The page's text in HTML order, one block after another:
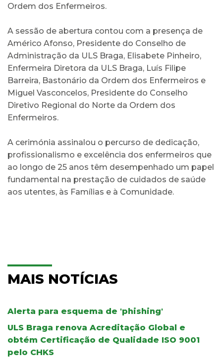
Ordem dos Enfermeiros.
A sessão de abertura contou com a presença de
Américo Afonso, Presidente do Conselho de
Administração da ULS Braga, Elisabete Pinheiro,
Enfermeira Diretora da ULS Braga, Luís Filipe
Barreira, Bastonário da Ordem dos Enfermeiros e
Miguel Vasconcelos, Presidente do Conselho
Diretivo Regional do Norte da Ordem dos
Enfermeiros.
A cerimónia assinalou o percurso de dedicação,
profissionalismo e excelência dos enfermeiros que
ao longo de 25 anos têm desempenhado um papel
fundamental na prestação de cuidados de saúde
aos utentes, às Famílias e à Comunidade.
MAIS NOTÍCIAS
Alerta para esquema de 'phishing'
ULS Braga renova Acreditação Global e
obtém Certificação de Qualidade ISO 9001
pelo CHKS